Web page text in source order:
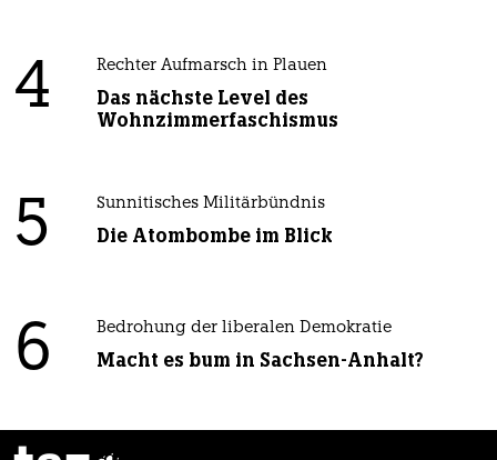
4 Rechter Aufmarsch in Plauen
Das nächste Level des
Wohnzimmerfaschismus
5 Sunnitisches Militärbündnis
Die Atombombe im Blick
6 Bedrohung der liberalen Demokratie
Macht es bum in Sachsen-Anhalt?